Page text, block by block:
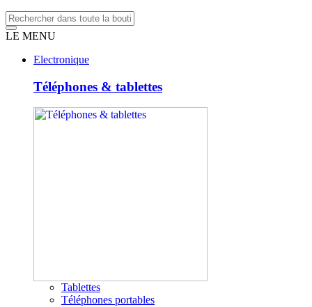
LE MENU
Electronique
Téléphones & tablettes
Tablettes
Téléphones portables